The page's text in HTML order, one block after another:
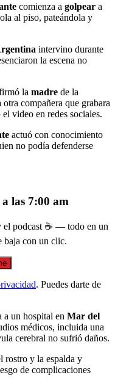
comienza a golpear a
al piso, pateándola y
intervino durante
la escena no
la madre de la
otra compañera que grabara
video en redes sociales.
actuó con conocimiento
no podía defenderse
las 7:00 am
el podcast ☕ — todo en un
baja con un clic.
. Puedes darte de
a un hospital en Mar del
médicos, incluida una
cerebral no sufrió daños.
rostro y la espalda y
de complicaciones